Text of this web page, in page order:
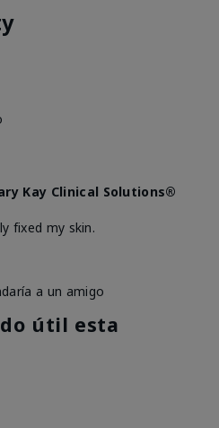
Kay Clinical Solutions®
fixed my skin.
a un amigo
útil esta